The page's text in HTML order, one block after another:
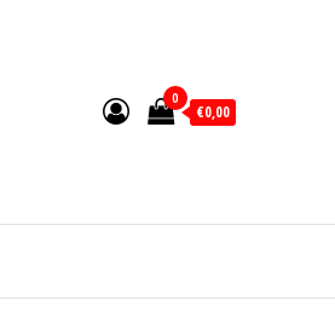
0
€0,00